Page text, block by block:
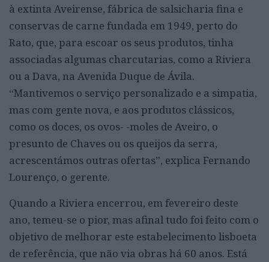
à extinta Aveirense, fábrica de salsicharia fina e
conservas de carne fundada em 1949, perto do
Rato, que, para escoar os seus produtos, tinha
associadas algumas charcutarias, como a Riviera
ou a Dava, na Avenida Duque de Ávila.
“Mantivemos o serviço personalizado e a simpatia,
mas com gente nova, e aos produtos clássicos,
como os doces, os ovos- -moles de Aveiro, o
presunto de Chaves ou os queijos da serra,
acrescentámos outras ofertas”, explica Fernando
Lourenço, o gerente.
Quando a Riviera encerrou, em fevereiro deste
ano, temeu-se o pior, mas afinal tudo foi feito com o
objetivo de melhorar este estabelecimento lisboeta
de referência, que não via obras há 60 anos. Está